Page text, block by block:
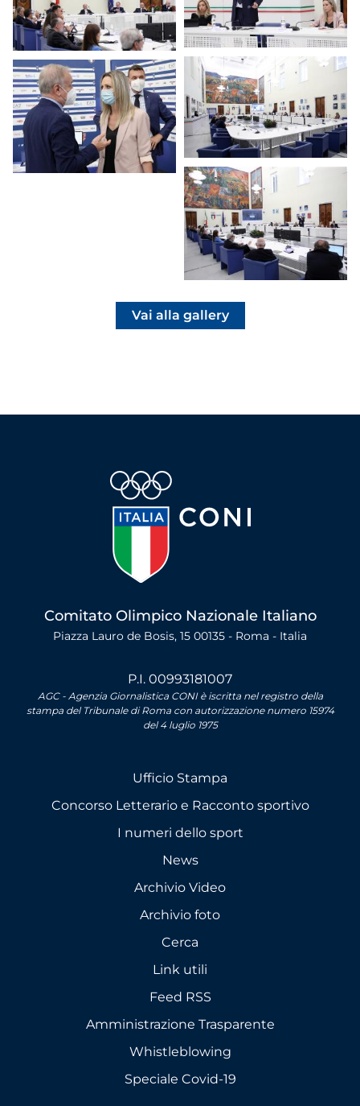
Vai alla gallery
Comitato Olimpico Nazionale Italiano
Piazza Lauro de Bosis, 15 00135 - Roma - Italia
P.I. 00993181007
AGC - Agenzia Giornalistica CONI è iscritta nel registro della
stampa del Tribunale di Roma con autorizzazione numero 15974
del 4 luglio 1975
Ufficio Stampa
Concorso Letterario e Racconto sportivo
I numeri dello sport
News
Archivio Video
Archivio foto
Cerca
Link utili
Feed RSS
Amministrazione Trasparente
Whistleblowing
Speciale Covid-19